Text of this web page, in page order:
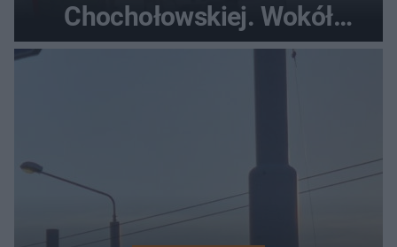
Chochołowskiej. Wokół